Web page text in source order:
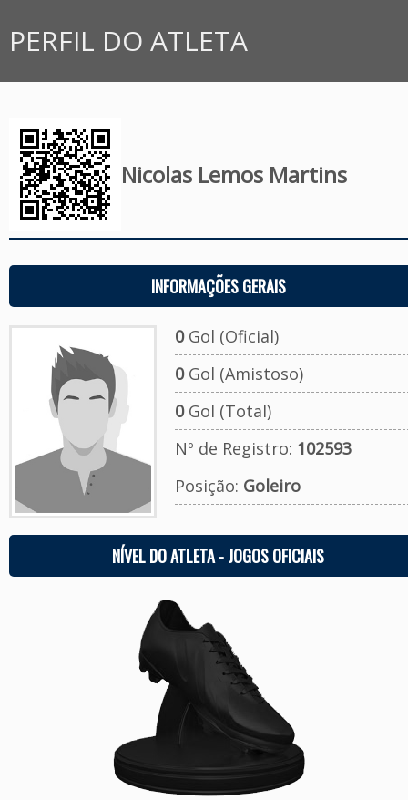
PERFIL DO ATLETA
Nicolas Lemos Martins
INFORMAÇÕES GERAIS
0Gol (Oficial)
0Gol (Amistoso)
0Gol (Total)
Nº de Registro: 102593
Posição: Goleiro
NÍVEL DO ATLETA - JOGOS OFICIAIS